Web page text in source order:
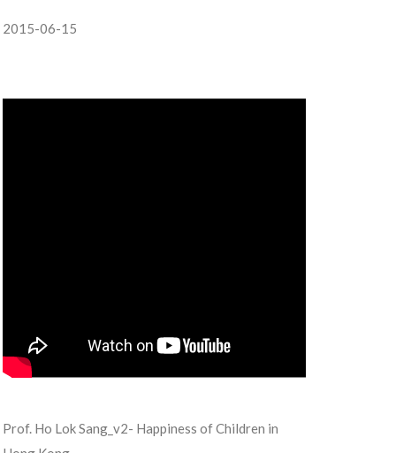
2015-06-15
Prof. Ho Lok Sang_v2- Happiness of Children in